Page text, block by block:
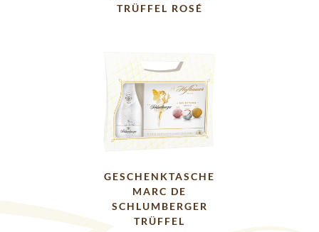
TRÜFFEL ROSÉ
GESCHENKTASCHE
MARC DE
SCHLUMBERGER
TRÜFFEL